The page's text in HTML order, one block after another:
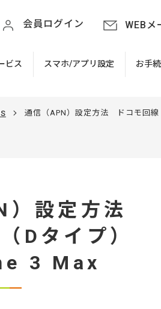
会員ログイン WEBメ
ビス スマホ/アプリ設定 お手
通信（APN）設定方法 ドコモ回
）設定方法
Dタイプ）
3 Max